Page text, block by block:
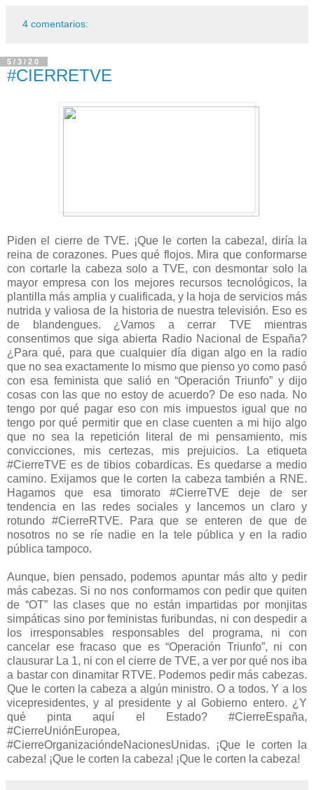
4 comentarios:
5/3/20
#CIERRETVE
Piden el cierre de TVE. ¡Que le corten la cabeza!, diría la
reina de corazones. Pues qué flojos. Mira que conformarse
con cortarle la cabeza solo a TVE, con desmontar solo la
mayor empresa con los mejores recursos tecnológicos, la
plantilla más amplia y cualificada, y la hoja de servicios más
nutrida y valiosa de la historia de nuestra televisión. Eso es
de blandengues. ¿Vamos a cerrar TVE mientras
consentimos que siga abierta Radio Nacional de España?
¿Para qué, para que cualquier día digan algo en la radio
que no sea exactamente lo mismo que pienso yo como pasó
con esa feminista que salió en “Operación Triunfo” y dijo
cosas con las que no estoy de acuerdo? De eso nada. No
tengo por qué pagar eso con mis impuestos igual que no
tengo por qué permitir que en clase cuenten a mi hijo algo
que no sea la repetición literal de mi pensamiento, mis
convicciones, mis certezas, mis prejuicios. La etiqueta
#CierreTVE es de tibios cobardicas. Es quedarse a medio
camino. Exijamos que le corten la cabeza también a RNE.
Hagamos que esa timorato #CierreTVE deje de ser
tendencia en las redes sociales y lancemos un claro y
rotundo #CierreRTVE. Para que se enteren de que de
nosotros no se ríe nadie en la tele pública y en la radio
pública tampoco.
Aunque, bien pensado, podemos apuntar más alto y pedir
más cabezas. Si no nos conformamos con pedir que quiten
de “OT” las clases que no están impartidas por monjitas
simpáticas sino por feministas furibundas, ni con despedir a
los irresponsables responsables del programa, ni con
cancelar ese fracaso que es “Operación Triunfo”, ni con
clausurar La 1, ni con el cierre de TVE, a ver por qué nos iba
a bastar con dinamitar RTVE. Podemos pedir más cabezas.
Que le corten la cabeza a algún ministro. O a todos. Y a los
vicepresidentes, y al presidente y al Gobierno entero. ¿Y
qué pinta aquí el Estado? #CierreEspaña,
#CierreUniónEuropea,
#CierreOrganizacióndeNacionesUnidas. ¡Que le corten la
cabeza! ¡Que le corten la cabeza! ¡Que le corten la cabeza!